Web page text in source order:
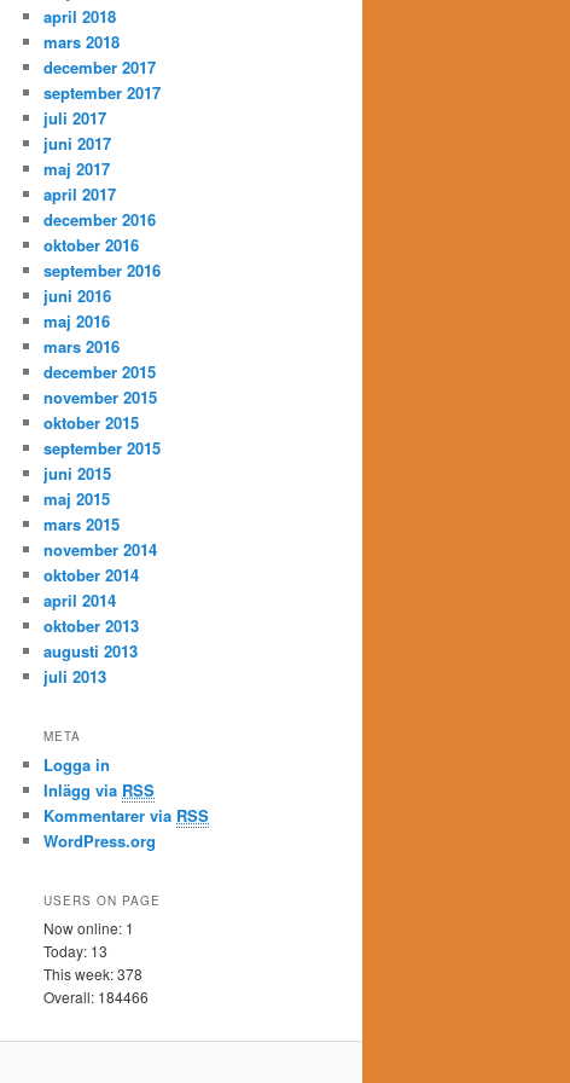
april 2018
mars 2018
december 2017
september 2017
juli 2017
juni 2017
maj 2017
april 2017
december 2016
oktober 2016
september 2016
juni 2016
maj 2016
mars 2016
december 2015
november 2015
oktober 2015
september 2015
juni 2015
maj 2015
mars 2015
november 2014
oktober 2014
april 2014
oktober 2013
augusti 2013
juli 2013
META
Logga in
Inlägg via RSS
Kommentarer via RSS
WordPress.org
USERS ON PAGE
Now online: 1
Today: 13
This week: 378
Overall: 184466